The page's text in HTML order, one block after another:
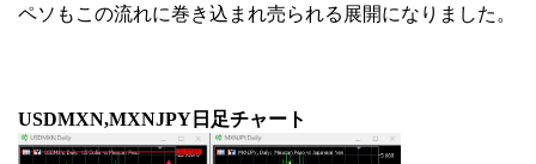
ペソもこの流れに巻き込まれ売られる展開になりました。
USDMXN,MXNJPY日足チャート